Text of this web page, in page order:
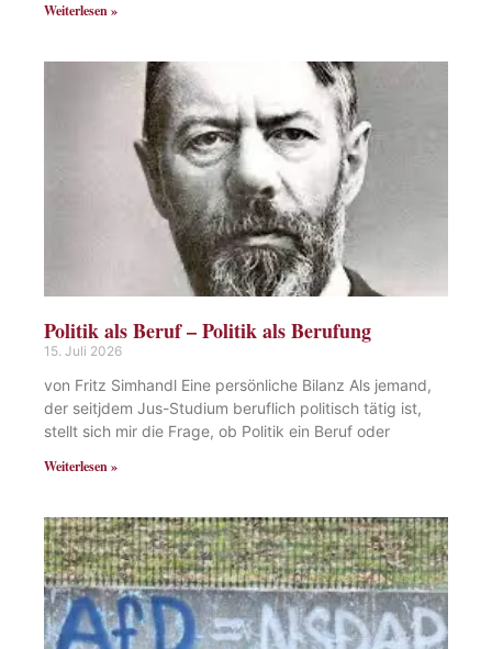
Weiterlesen »
Politik als Beruf – Politik als Berufung
15. Juli 2026
von Fritz Simhandl Eine persönliche Bilanz Als jemand,
der seitjdem Jus-Studium beruflich politisch tätig ist,
stellt sich mir die Frage, ob Politik ein Beruf oder
Weiterlesen »